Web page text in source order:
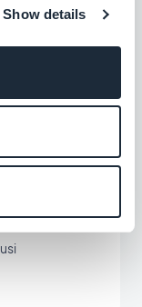
Show details